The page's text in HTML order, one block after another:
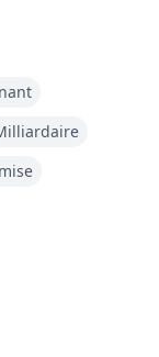
et j'écoute.
et m'a choisie
mais que puis-
?
ensemble en
voit